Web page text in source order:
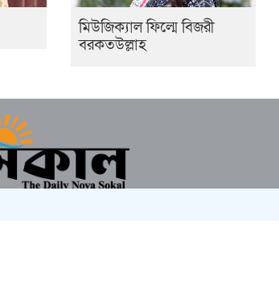
মিউজিক্যাল ফিল্মে বিজরী
বরকতউল্লাহ